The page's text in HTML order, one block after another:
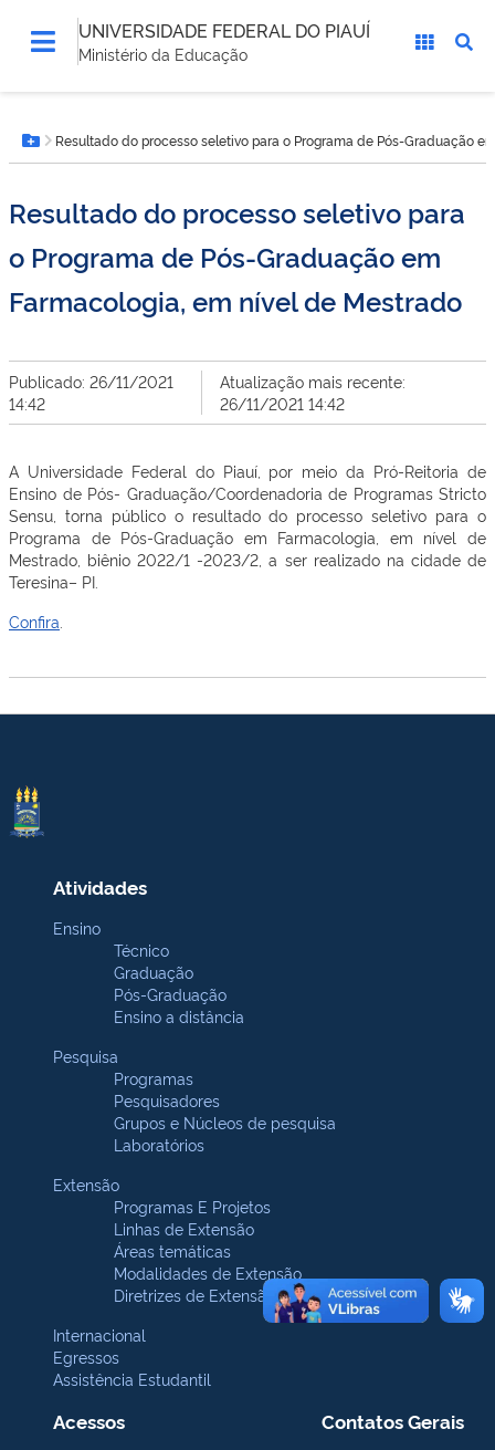
UNIVERSIDADE FEDERAL DO PIAUÍ
Ministério da Educação
está
aqui:Botão Menu
Resultado do processo seletivo para o Programa de Pós-Graduação
Resultado do processo seletivo para
o Programa de Pós-Graduação em
Farmacologia, em nível de Mestrado
Publicado: 26/11/2021
14:42
Atualização mais recente:
26/11/2021 14:42
A Universidade Federal do Piauí, por meio da Pró-Reitoria de
Ensino de Pós- Graduação/Coordenadoria de Programas Stricto
Sensu, torna público o resultado do processo seletivo para o
Programa de Pós-Graduação em Farmacologia, em nível de
Mestrado, biênio 2022/1 -2023/2, a ser realizado na cidade de
Teresina– PI.
Confira
Atividades
Ensino
Técnico
Graduação
Pós-Graduação
Ensino a distância
Pesquisa
Programas
Pesquisadores
Grupos e Núcleos de pesquisa
Laboratórios
Extensão
Programas E Projetos
Linhas de Extensão
Áreas temáticas
Modalidades de Extensão
Diretrizes de Extensão
Internacional
Egressos
Assistência Estudantil
Acessos Contatos Gerais